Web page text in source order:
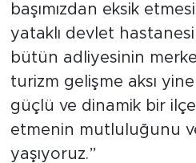
başımızdan eksik
yataklı devlet
bütün adliyesinin
turizm gelişme aksı
güçlü ve dinamik bir
etmenin mutluluğunu
yaşıyoruz.”